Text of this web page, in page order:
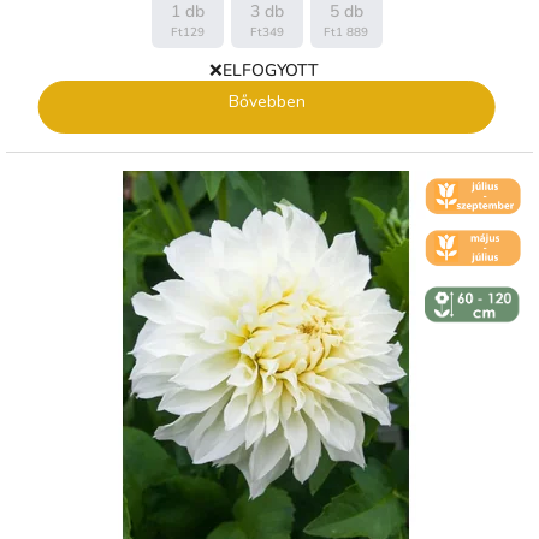
1 db
Ft129
3 db
Ft349
5 db
Ft1 889
❌ELFOGYOTT
Bővebben
🌼 KVĚT -
ČERVENEC
🌼 KVĚT -
ČERVEN
↕️ VÝŠKA 60
- 120 CM